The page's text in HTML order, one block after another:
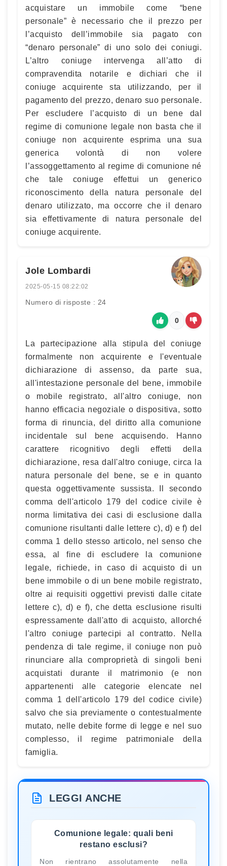
acquistare un immobile come “bene
personale” è necessario che il prezzo per
l’acquisto dell’immobile sia pagato con
“denaro personale” di uno solo dei coniugi.
L’altro coniuge intervenga all’atto di
compravendita notarile e dichiari che il
coniuge acquirente sta utilizzando, per il
pagamento del prezzo, denaro suo personale.
Per escludere l’acquisto di un bene dal
regime di comunione legale non basta che il
coniuge non acquirente esprima una sua
generica volontà di non volere
l’assoggettamento al regime di comunione né
che tale coniuge effettui un generico
riconoscimento della natura personale del
denaro utilizzato, ma occorre che il denaro
sia effettivamente di natura personale del
coniuge acquirente.
Jole Lombardi
2025-05-15 08:22:02
Numero di risposte : 24
0
La partecipazione alla stipula del coniuge
formalmente non acquirente e l'eventuale
dichiarazione di assenso, da parte sua,
all'intestazione personale del bene, immobile
o mobile registrato, all'altro coniuge, non
hanno efficacia negoziale o dispositiva, sotto
forma di rinuncia, del diritto alla comunione
incidentale sul bene acquisendo. Hanno
carattere ricognitivo degli effetti della
dichiarazione, resa dall'altro coniuge, circa la
natura personale del bene, se e in quanto
questa oggettivamente sussista. Il secondo
comma dell'articolo 179 del codice civile è
norma limitativa dei casi di esclusione dalla
comunione risultanti dalle lettere c), d) e f) del
comma 1 dello stesso articolo, nel senso che
essa, al fine di escludere la comunione
legale, richiede, in caso di acquisto di un
bene immobile o di un bene mobile registrato,
oltre ai requisiti oggettivi previsti dalle citate
lettere c), d) e f), che detta esclusione risulti
espressamente dall'atto di acquisto, allorché
l'altro coniuge partecipi al contratto. Nella
pendenza di tale regime, il coniuge non può
rinunciare alla comproprietà di singoli beni
acquistati durante il matrimonio (e non
appartenenti alle categorie elencate nel
comma 1 dell'articolo 179 del codice civile)
salvo che sia previamente o contestualmente
mutato, nelle debite forme di legge e nel suo
complesso, il regime patrimoniale della
famiglia.
LEGGI ANCHE
Comunione legale: quali beni
restano esclusi?
Non rientrano assolutamente nella